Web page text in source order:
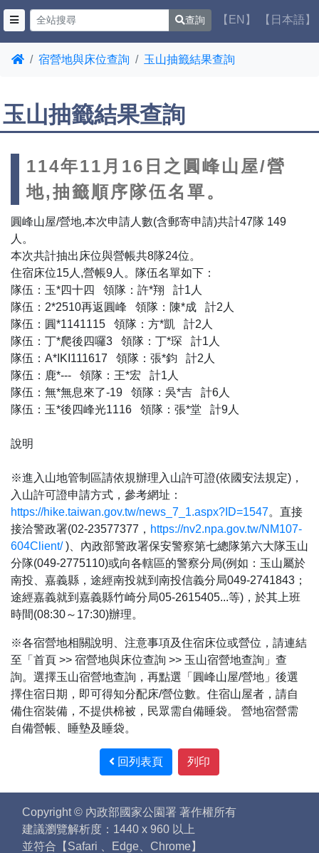
查詢 【EN】 【日本語】
宿營地與床位查詢 玉山抽籤結果查詢
玉山抽籤結果查詢
114年11月16日之圓峰山屋/營
地,抽籤順序隊伍名單。
圓峰山屋/營地,本次申請人數(含郵寄申請)共計47隊 149
人。
本次共計抽出床位與營帳共8隊24位。
住宿床位15人,營帳9人。隊伍名單如下：
隊伍：玉*四十四 領隊：許*翔 計1人
隊伍：2*2510再返圓峰 領隊：陳*成 計2人
隊伍：圓*1141115 領隊：方*凱 計2人
隊伍：丁*爬後四囉3 領隊：丁*琛 計1人
隊伍：A*IKI111617 領隊：張*鈞 計2人
隊伍：鹿*--- 領隊：王*宏 計1人
隊伍：無*無息來了-19 領隊：吳*吉 計6人
隊伍：玉*後四峰光1116 領隊：張*堂 計9人
說明
※進入山地管制區請依規辦理入山許可證(依國安法規定)，
入山許可證申請方式，參考網址：
https://hike.taiwan.gov.tw/news_7_1.aspx?ID=1547。直接
接洽警政署(02-23577377， https://nv2.npa.gov.tw/NM107-
604Client/)、內政部警政署保安警察第七總隊第六大隊玉山
分隊(049-2775110)或向各轄區的警察分局(例如：玉山屬於
南投、嘉義縣，途經南投就到南投信義分局049-2741843；
途經嘉義就到嘉義縣竹崎分局05-2615405...等)，於其上班
時間(08:30～17:30)辦理。
※各宿營地相關說明、注意事項及住宿床位或營位，請連結
至「首頁 >> 宿營地與床位查詢 >> 玉山宿營地查詢」查
詢。選擇玉山宿營地查詢，再點選「圓峰山屋/營地」後選
擇住宿日期，即可得知分配床/營位數。住宿山屋者，請自
備住宿裝備，不提供棉被，民眾需自備睡袋。 營地宿營需
自備營帳、睡墊及睡袋。
回列表頁 列印
Copyright © 內政部國家公園署 著作權所有
建議瀏覽解析度：1440 x 960 以上
並符合【Safari 、Edge、Chrome】